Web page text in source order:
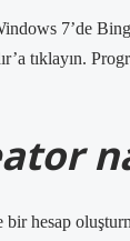
7’de Bing
tıklayın.
hesap